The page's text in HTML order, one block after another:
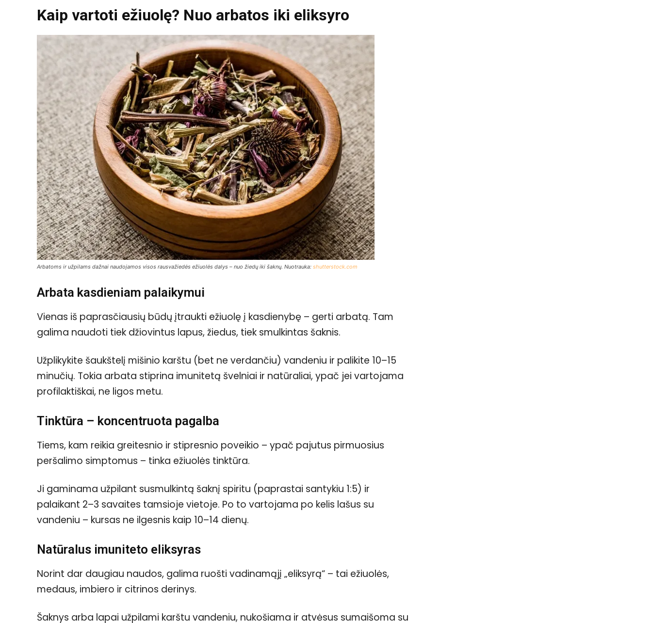
Kaip vartoti ežiuolę? Nuo arbatos iki eliksyro
Arbatoms ir užpilams dažnai naudojamos visos rausvažiedės ežiuolės dalys – nuo žiedų iki šaknų. Nuotrauka: shutterstock.com
Arbata kasdieniam palaikymui
Vienas iš paprasčiausių būdų įtraukti ežiuolę į kasdienybę – gerti arbatą. Tam
galima naudoti tiek džiovintus lapus, žiedus, tiek smulkintas šaknis.
Užplikykite šaukštelį mišinio karštu (bet ne verdančiu) vandeniu ir palikite 10–15
minučių. Tokia arbata stiprina imunitetą švelniai ir natūraliai, ypač jei vartojama
profilaktiškai, ne ligos metu.
Tinktūra – koncentruota pagalba
Tiems, kam reikia greitesnio ir stipresnio poveikio – ypač pajutus pirmuosius
peršalimo simptomus – tinka ežiuolės tinktūra.
Ji gaminama užpilant susmulkintą šaknį spiritu (paprastai santykiu 1:5) ir
palaikant 2–3 savaites tamsioje vietoje. Po to vartojama po kelis lašus su
vandeniu – kursas ne ilgesnis kaip 10–14 dienų.
Natūralus imuniteto eliksyras
Norint dar daugiau naudos, galima ruošti vadinamąjį „eliksyrą“ – tai ežiuolės,
medaus, imbiero ir citrinos derinys.
Šaknys arba lapai užpilami karštu vandeniu, nukošiama ir atvėsus sumaišoma su